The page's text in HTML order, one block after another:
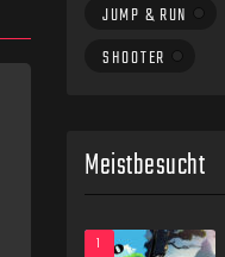
JUMP & RUN
SHOOTER
Meistbesucht